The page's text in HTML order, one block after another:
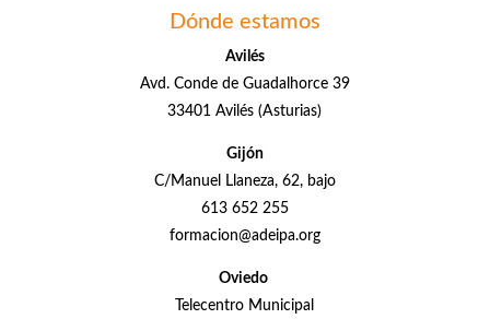
Dónde estamos
Avilés
Avd. Conde de Guadalhorce 39
33401 Avilés (Asturias)
Gijón
C/Manuel Llaneza, 62, bajo
613 652 255
formacion@adeipa.org
Oviedo
Telecentro Municipal